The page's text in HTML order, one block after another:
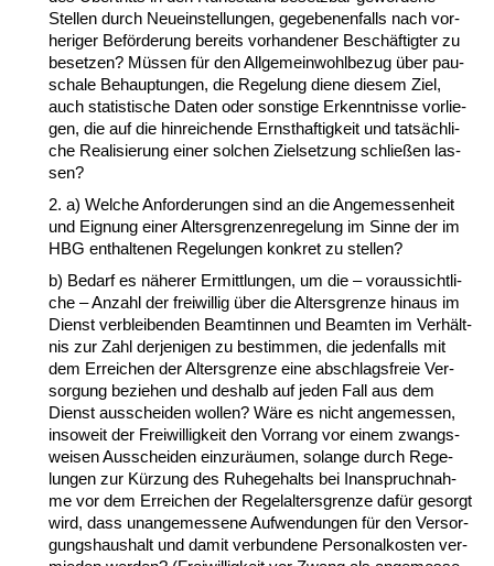
Stel­len durch Neu­ein­stel­lun­gen, ge­ge­be­nen­falls nach vor­
he­ri­ger Beförde­rung be­reits vor­han­de­ner Beschäftig­ter zu
be­set­zen? Müssen für den All­ge­mein­wohl­be­zug über pau­
scha­le Be­haup­tun­gen, die Re­ge­lung die­ne die­sem Ziel,
auch sta­tis­ti­sche Da­ten oder sons­ti­ge Er­kennt­nis­se vor­lie­
gen, die auf die hin­rei­chen­de Ernst­haf­tig­keit und tatsächli­
che Rea­li­sie­rung ei­ner sol­chen Ziel­set­zung schließen las­
sen?
2. a) Wel­che An­for­de­run­gen sind an die An­ge­mes­sen­heit
und Eig­nung ei­ner Al­ters­gren­zen­re­ge­lung im Sin­ne der im
HBG ent­hal­te­nen Re­ge­lun­gen kon­kret zu stel­len?
b) Be­darf es nähe­rer Er­mitt­lun­gen, um die – vor­aus­sicht­li­
che – An­zahl der frei­wil­lig über die Al­ters­gren­ze hin­aus im
Dienst ver­blei­ben­den Be­am­tin­nen und Be­am­ten im Verhält­
nis zur Zahl der­je­ni­gen zu be­stim­men, die je­den­falls mit
dem Er­rei­chen der Al­ters­gren­ze ei­ne ab­schlags­freie Ver­
sor­gung be­zie­hen und des­halb auf je­den Fall aus dem
Dienst aus­schei­den wol­len? Wäre es nicht an­ge­mes­sen,
in­so­weit der Frei­wil­lig­keit den Vor­rang vor ei­nem zwangs­
wei­sen Aus­schei­den ein­zuräum­en, so­lan­ge durch Re­ge­
lun­gen zur Kürzung des Ru­he­ge­halts bei In­an­spruch­nah­
me vor dem Er­rei­chen der Re­gel­al­ters­gren­ze dafür ge­sorgt
wird, dass un­an­ge­mes­se­ne Auf­wen­dun­gen für den Ver­sor­
gungs­haus­halt und da­mit ver­bun­de­ne Per­so­nal­kos­ten ver­